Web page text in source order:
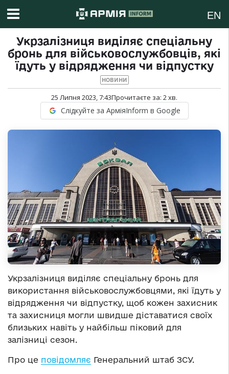
EN
Укрзалізниця виділяє спеціальну
бронь для військовослужбовців, які
їдуть у відрядження чи відпустку
НОВИНИ
25 Липня 2023, 7:43Прочитаєте за: 2хв.
Слідкуйте за АрміяInform в Google
Укрзалізниця виділяє спеціальну бронь для
використання військовослужбовцями, які їдуть у
відрядження чи відпустку, щоб кожен захисник
та захисниця могли швидше діставатися своїх
близьких навіть у найбільш піковий для
залізниці сезон.
Про це повідомляє Генеральний штаб ЗСУ.